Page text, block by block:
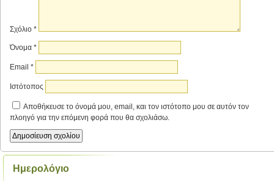
Σχόλιο *
Όνομα *
Email *
Ιστότοπος
Αποθήκευσε το όνομά μου, email, και τον ιστότοπο μου σε αυτόν τον
πλοηγό για την επόμενη φορά που θα σχολιάσω.
Ημερολόγιο